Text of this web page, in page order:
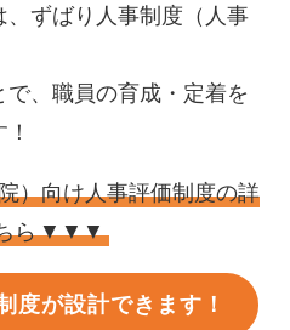
、ずばり人事制度（人事
、職員の育成・定着を
向け人事評価制度の詳
ら▼▼▼
度が設計できます！